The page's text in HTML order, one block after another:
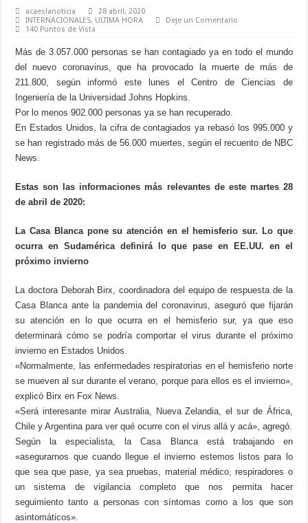
acaeslanoticia
28 abril, 2020
INTERNACIONALES, ULTIMA HORA
Deje un Comentario
140 Puntos de Vista
Más de 3.057.000 personas se han contagiado ya en todo el mundo
del nuevo coronavirus, que ha provocado la muerte de más de
211.800, según informó este lunes el Centro de Ciencias de
Ingeniería de la Universidad Johns Hopkins.
Por lo menos 902.000 personas ya se han recuperado.
En Estados Unidos, la cifra de contagiados ya rebasó los 995.000 y
se han registrado más de 56.000 muertes, según el recuento de NBC
News.
Estas son las informaciones más relevantes de este martes 28
de abril de 2020:
La Casa Blanca pone su atención en el hemisferio sur. Lo que
ocurra en Sudamérica definirá lo que pase en EE.UU. en el
próximo invierno
La doctora Deborah Birx, coordinadora del equipo de respuesta de la
Casa Blanca ante la pandemia del coronavirus, aseguró que fijarán
su atención en lo que ocurra en el hemisferio sur, ya que eso
determinará cómo se podría comportar el virus durante el próximo
invierno en Estados Unidos.
«Normalmente, las enfermedades respiratorias en el hemisferio norte
se mueven al sur durante el verano, porque para ellos es el invierno»,
explicó Birx en Fox News.
«Será interesante mirar Australia, Nueva Zelandia, el sur de África,
Chile y Argentina para ver qué ocurre con el virus allá y acá», agregó.
Según la especialista, la Casa Blanca está trabajando en
«asegurarnos que cuando llegue el invierno estemos listos para lo
que sea que pase, ya sea pruebas, material médico, respiradores o
un sistema de vigilancia completo que nos permita hacer
seguimiento tanto a personas con síntomas como a los que son
asintomáticos».